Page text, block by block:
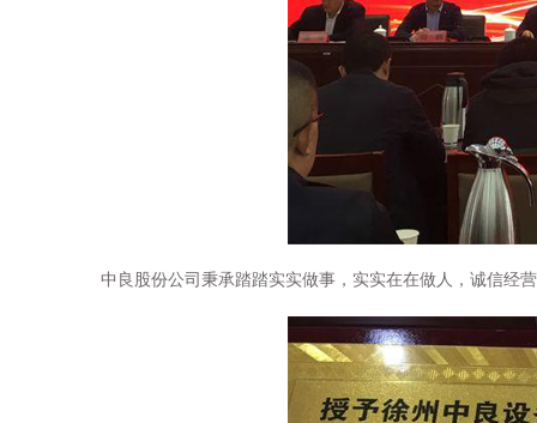
中良股份公司秉承踏踏实实做事，实实在在做人，诚信经营